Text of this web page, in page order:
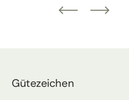
Gütezeichen